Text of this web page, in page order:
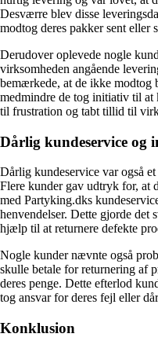
Desværre blev disse
modtog deres pakker sent eller
Derudover oplevede nogle
virksomheden angående
bemærkede, at de ikke modtog
medmindre de tog initiativ til
til frustration og tabt tillid til
Dårlig kundeservice og
Dårlig kundeservice var også
Flere kunder gav udtryk for, at
med Partyking.dks
henvendelser. Dette gjorde det
hjælp til at returnere defekte
Nogle kunder nævnte også
skulle betale for returnering af
deres penge. Dette efterlod
tog ansvar for deres fejl eller
Konklusion